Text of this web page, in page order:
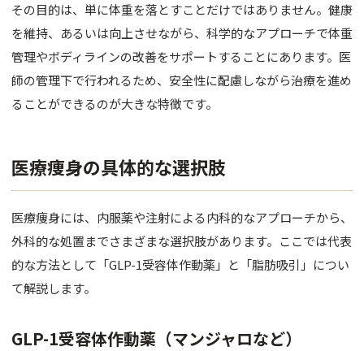
サプリ
その目的は、単に体重を落とすことだけではありません。健康
を維持、あるいは向上させながら、科学的なアプローチで体重
管理やボディラインの改善をサポートすることにあります。医
師の管理下で行われるため、安全性に配慮しながら治療を進め
ることができるのが大きな特徴です。
医療痩身の具体的な選択肢
医療痩身には、内服薬や注射による内科的なアプローチから、
外科的な処置までさまざまな選択肢があります。ここでは代表
的な方法として「GLP-1受容体作動薬」と「脂肪吸引」につい
て解説します。
GLP-1受容体作動薬（マンジャロなど）